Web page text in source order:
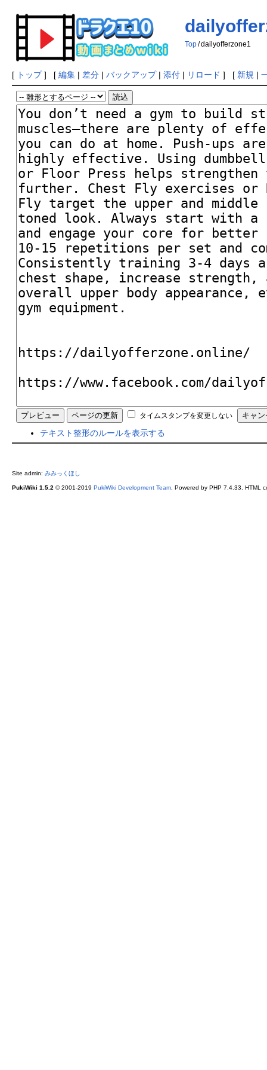
Top /dailyofferzone1
[ トップ] [ 編集| 差分| バックアップ| 添付| リロード ] [ 新規 |
タイムスタンプを変更しない
テキスト整形のルールを表示する
Site admin: みみっくほし
PukiWiki 1.5.2 © 2001-2019 PukiWiki Development Team. Powered by PHP 7.4.33. HTML